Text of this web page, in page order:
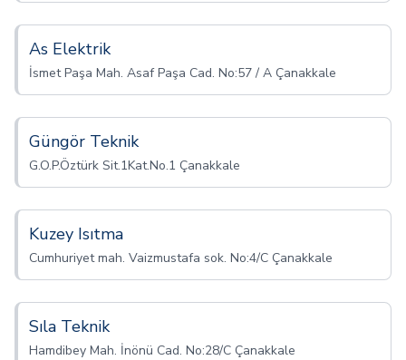
As Elektrik
İsmet Paşa Mah. Asaf Paşa Cad. No:57 / A Çanakkale
Güngör Teknik
G.O.P.Öztürk Sit.1Kat.No.1 Çanakkale
Kuzey Isıtma
Cumhuriyet mah. Vaizmustafa sok. No:4/C Çanakkale
Sıla Teknik
Hamdibey Mah. İnönü Cad. No:28/C Çanakkale